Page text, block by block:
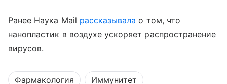
Ранее Наука Mail рассказывала о том, что
нанопластик в воздухе ускоряет распространение
вирусов.
Фармакология Иммунитет